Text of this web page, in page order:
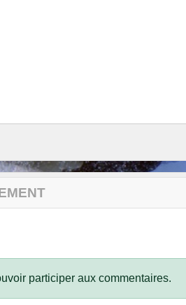
participer aux commentaires.